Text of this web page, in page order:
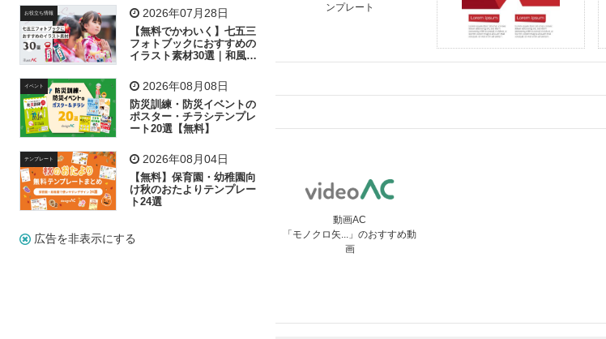
子供 作業員 葉 相談 ピクトグラム
お役立ち情報 2026年07月28日
【無料でかわいく】七五三
フォトブックにおすすめの
イラスト素材30選｜和風の
イベント 2026年08月08日
防災訓練・防災イベントの
ポスター・チラシテンプレ
ート20選【無料】
テンプレート 2026年08月04日
【無料】保育園・幼稚園向
け秋のおたよりテンプレー
ト24選
広告を非表示にする
ンプレート
動画AC
「モノクロ矢...」のおすすめ動
画